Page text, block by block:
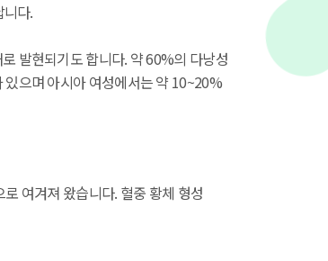
다.
발현되기도 합니다. 약 60%의 다낭성
으며 아시아 여성에서는 약 10~20%
여겨져 왔습니다. 혈중 황체 형성